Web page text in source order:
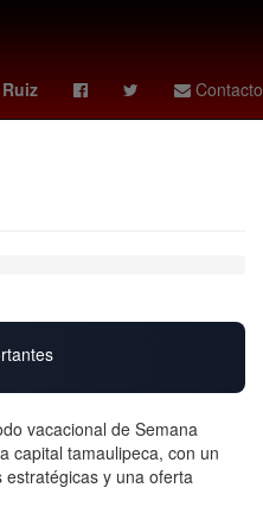
Contacto
Venezolanos América
vacacional de Semana
capital tamaulipeca, con un
y una oferta